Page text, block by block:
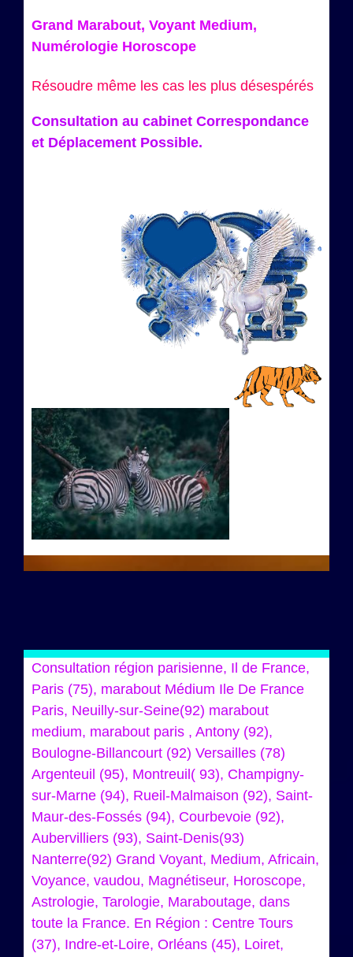
Grand Marabout, Voyant Medium,
Numérologie Horoscope
Résoudre même les cas les plus désespérés
Consultation au cabinet Correspondance
et Déplacement Possible.
Consultation région parisienne, Il de France,
Paris (75), marabout Médium Ile De France
Paris, Neuilly-sur-Seine(92) marabout
medium, marabout paris , Antony (92),
Boulogne-Billancourt (92) Versailles (78)
Argenteuil (95), Montreuil( 93), Champigny-
sur-Marne (94), Rueil-Malmaison (92), Saint-
Maur-des-Fossés (94), Courbevoie (92),
Aubervilliers (93), Saint-Denis(93)
Nanterre(92) Grand Voyant, Medium, Africain,
Voyance, vaudou, Magnétiseur, Horoscope,
Astrologie, Tarologie, Maraboutage, dans
toute la France. En Région : Centre Tours
(37), Indre-et-Loire, Orléans (45), Loiret,